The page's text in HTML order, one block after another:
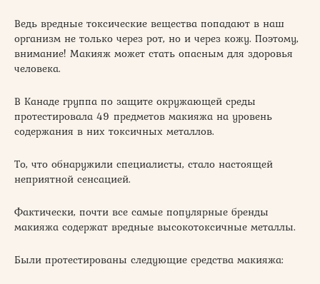
Ведь вредные токсические вещества попадают в наш
организм не только через рот, но и через кожу. Поэтому,
внимание! Макияж может стать опасным для здоровья
человека.
В Канаде группа по защите окружающей среды
протестировала 49 предметов макияжа на уровень
содержания в них токсичных металлов.
То, что обнаружили специалисты, стало настоящей
неприятной сенсацией.
Фактически, почти все самые популярные бренды
макияжа содержат вредные высокотоксичные металлы.
Были протестированы следующие средства макияжа: